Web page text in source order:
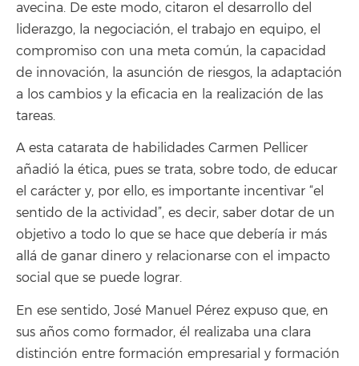
avecina. De este modo, citaron el desarrollo del
liderazgo, la negociación, el trabajo en equipo, el
compromiso con una meta común, la capacidad
de innovación, la asunción de riesgos, la adaptación
a los cambios y la eficacia en la realización de las
tareas.
A esta catarata de habilidades Carmen Pellicer
añadió la ética, pues se trata, sobre todo, de educar
el carácter y, por ello, es importante incentivar “el
sentido de la actividad”, es decir, saber dotar de un
objetivo a todo lo que se hace que debería ir más
allá de ganar dinero y relacionarse con el impacto
social que se puede lograr.
En ese sentido, José Manuel Pérez expuso que, en
sus años como formador, él realizaba una clara
distinción entre formación empresarial y formación